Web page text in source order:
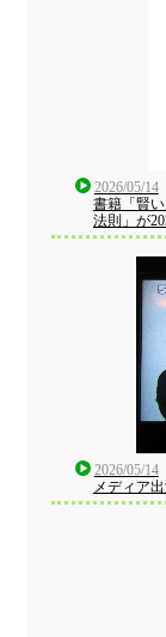
2026/05/14
書籍「賢
法則」が
2026/05/14
メディア